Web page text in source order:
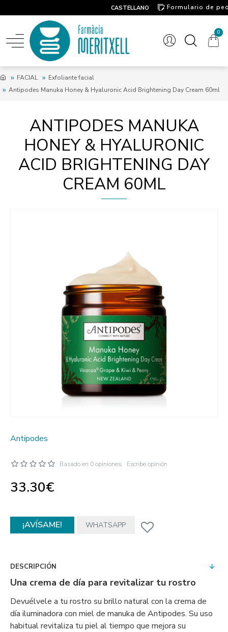
CASTELLANO
Formulario de
0
FACIAL
Exfoliante facial
Antipodes Manuka Honey & Hyaluronic Acid Brightening Day Cream 60ml
ANTIPODES MANUKA
HONEY & HYALURONIC
ACID BRIGHTENING DAY
CREAM 60ML
Antipodes
Basado en 0 opiniones. Escribe opinión
33.30€
¡AVÍSAME! WHATSAPP
DESCRIPCIÓN
Una crema de día para revitalizar tu rostro
Devuélvele a tu rostro su brillo natural con la crema de
día iluminadora con miel de manuka de Antipodes. Su uso
habitual revitaliza tu piel al tiempo que mejora su